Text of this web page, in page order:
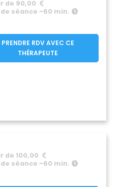
de 90,00
séance ~60 min.
PRENDRE RDV AVEC CE
THÉRAPEUTE
de 100,00
séance ~60 min.